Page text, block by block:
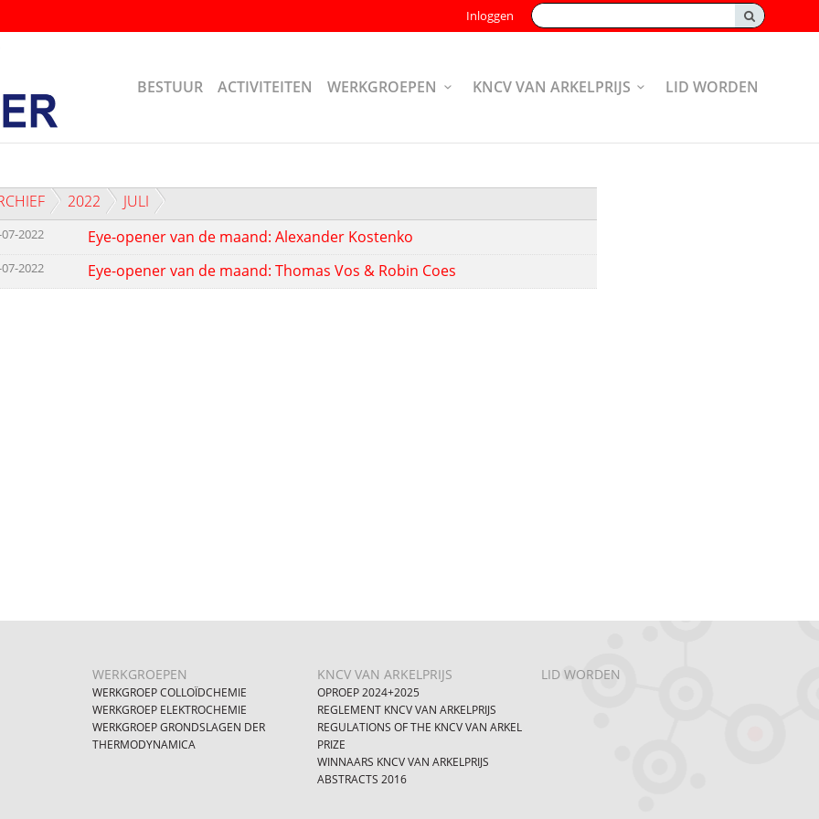
Zoeken:
Inloggen
BESTUUR ACTIVITEITEN WERKGROEPEN KNCV VAN ARKELPRIJS LID WORDEN
2022 JULI
2022 Eye-opener van de maand: Alexander Kostenko
2022 Eye-opener van de maand: Thomas Vos & Robin Coes
WERKGROEPEN
WERKGROEP COLLOÏDCHEMIE
WERKGROEP ELEKTROCHEMIE
WERKGROEP GRONDSLAGEN DER
THERMODYNAMICA
KNCV VAN ARKELPRIJS
OPROEP 2024+2025
REGLEMENT KNCV VAN ARKELPRIJS
REGULATIONS OF THE KNCV VAN ARKEL
PRIZE
WINNAARS KNCV VAN ARKELPRIJS
ABSTRACTS 2016
LID WORDEN